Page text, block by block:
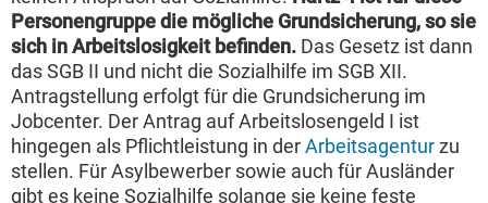
Personengruppe die mögliche Grundsicherung, so sie
sich in Arbeitslosigkeit befinden. Das Gesetz ist dann
das SGB II und nicht die Sozialhilfe im SGB XII.
Antragstellung erfolgt für die Grundsicherung im
Jobcenter. Der Antrag auf Arbeitslosengeld I ist
hingegen als Pflichtleistung in derArbeitsagenturzu
stellen. Für Asylbewerber sowie auch für Ausländer
gibt es keine Sozialhilfe solange sie keine feste